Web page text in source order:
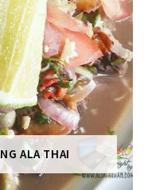
ALA THAI